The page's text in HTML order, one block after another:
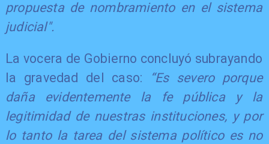
propuesta de nombramiento en el sistema
judicial".
La vocera de Gobierno concluyó subrayando
la gravedad del caso:
“Es severo porque
daña evidentemente la fe pública y la
legitimidad de nuestras instituciones, y por
lo tanto la tarea del sistema político es no